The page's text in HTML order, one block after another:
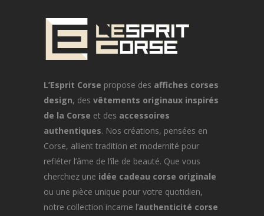
L’Esprit Corse propose des affiches corses
design, des vêtements originaux inspirés
de la Corse et des accessoires
authentiques. Nos créations, pensées en
Corse, allient tradition et modernité pour
refléter l’âme de l’île de beauté. Que vous
cherchiez une idée cadeau corse originale
ou une pièce unique pour votre quotidien,
notre collection incarne l’authenticité corse